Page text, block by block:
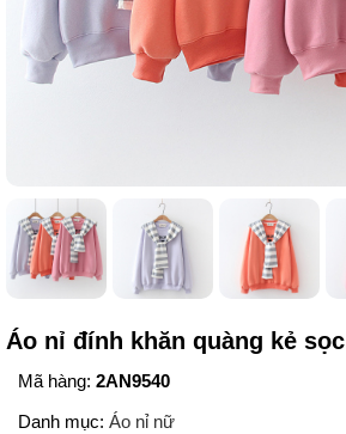
Áo nỉ đính khăn quàng kẻ sọc
Mã hàng: 2AN9540
Danh mục: Áo nỉ nữ